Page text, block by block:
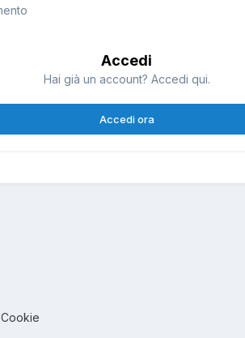
Accedi
Hai già un account? Accedi qui.
Accedi ora
Cookie